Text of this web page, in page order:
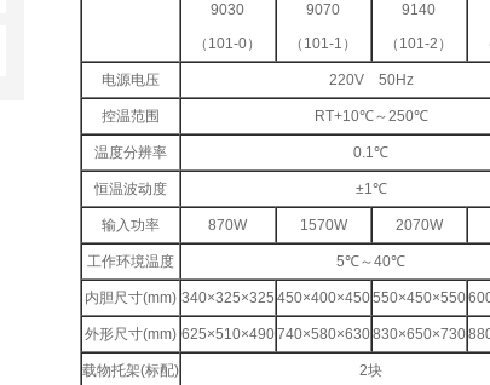
9030
（101-0）
9070
（101-1）
9140
（101-2）
电源电压 220V 50Hz
控温范围 RT+10℃～250℃
温度分辨率 0.1℃
恒温波动度 ±1℃
输入功率 870W 1570W 2070W
工作环境温度 5℃～40℃
内胆尺寸(mm) 340×325×325 450×400×450550×450×550
外形尺寸(mm) 625×510×490740×580×630830×650×730
载物托架(标配) 2块